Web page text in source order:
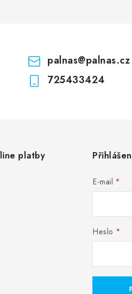
palnas@palnas.cz
725433424
platby
E-mail
Heslo